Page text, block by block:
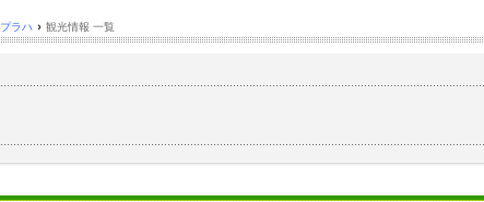
プラハ › 観光情報 一覧